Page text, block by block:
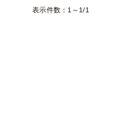
表示件数：1～1/1